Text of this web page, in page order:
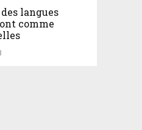
langues
comme